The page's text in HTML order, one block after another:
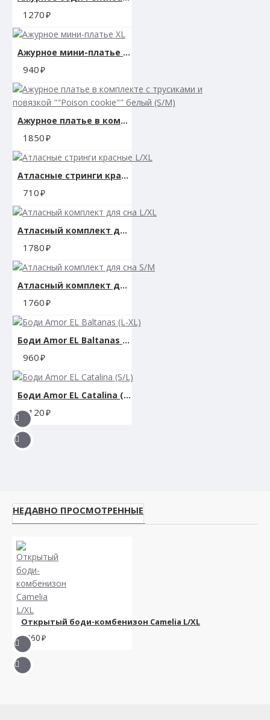
1270
Ажурное мини-платье XL
940
Ажурное платье в комплекте с трусиками и повязкой ""Poison cookie"" белый (S/M)
1850
Атласные стринги красные L/XL
710
Атласный комплект для сна L/XL
1780
Атласный комплект для сна S/M
1760
Боди Amor EL Baltanas (L-XL)
960
Боди Amor EL Catalina (S/L)
1120
НЕДАВНО ПРОСМОТРЕННЫЕ
Открытый боди-комбенизон Camelia L/XL
2360